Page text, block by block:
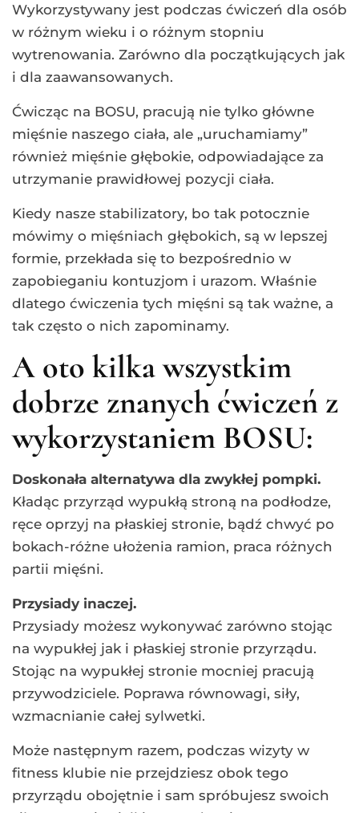
Wykorzystywany jest podczas ćwiczeń dla osób
w różnym wieku i o różnym stopniu
wytrenowania. Zarówno dla początkujących jak
i dla zaawansowanych.
Ćwicząc na BOSU, pracują nie tylko główne
mięśnie naszego ciała, ale „uruchamiamy”
również mięśnie głębokie, odpowiadające za
utrzymanie prawidłowej pozycji ciała.
Kiedy nasze stabilizatory, bo tak potocznie
mówimy o mięśniach głębokich, są w lepszej
formie, przekłada się to bezpośrednio w
zapobieganiu kontuzjom i urazom. Właśnie
dlatego ćwiczenia tych mięśni są tak ważne, a
tak często o nich zapominamy.
A oto kilka wszystkim
dobrze znanych ćwiczeń z
wykorzystaniem BOSU:
Doskonała alternatywa dla zwykłej pompki.
Kładąc przyrząd wypukłą stroną na podłodze,
ręce oprzyj na płaskiej stronie, bądź chwyć po
bokach-różne ułożenia ramion, praca różnych
partii mięśni.
Przysiady inaczej.
Przysiady możesz wykonywać zarówno stojąc
na wypukłej jak i płaskiej stronie przyrządu.
Stojąc na wypukłej stronie mocniej pracują
przywodziciele. Poprawa równowagi, siły,
wzmacnianie całej sylwetki.
Może następnym razem, podczas wizyty w
fitness klubie nie przejdziesz obok tego
przyrządu obojętnie i sam spróbujesz swoich